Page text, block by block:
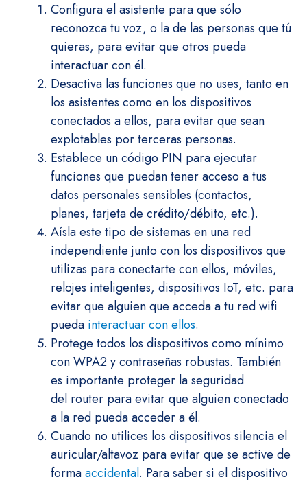
Configura el asistente para que sólo
reconozca tu voz, o la de las personas que tú
quieras, para evitar que otros pueda
interactuar con él.
Desactiva las funciones que no uses, tanto en
los asistentes como en los dispositivos
conectados a ellos, para evitar que sean
explotables por terceras personas.
Establece un código PIN para ejecutar
funciones que puedan tener acceso a tus
datos personales sensibles (contactos,
planes, tarjeta de crédito/débito, etc.).
Aísla este tipo de sistemas en una red
independiente junto con los dispositivos que
utilizas para conectarte con ellos, móviles,
relojes inteligentes, dispositivos IoT, etc. para
evitar que alguien que acceda a tu red wifi
pueda interactuar con ellos.
Protege todos los dispositivos como mínimo
con WPA2 y contraseñas robustas. También
es importante proteger la seguridad
del router para evitar que alguien conectado
a la red pueda acceder a él.
Cuando no utilices los dispositivos silencia el
auricular/altavoz para evitar que se active de
formaaccidental. Para saber si el dispositivo